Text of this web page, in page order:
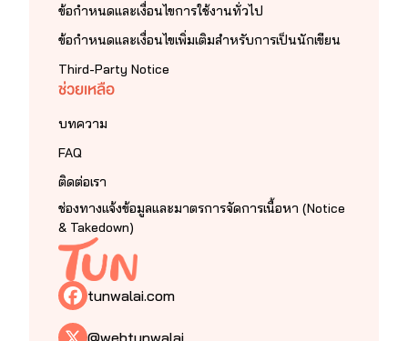
ข้อกำหนดและเงื่อนไขการใช้งานทั่วไป
ข้อกำหนดและเงื่อนไขเพิ่มเติมสำหรับการเป็นนักเขียน
Third-Party Notice
ช่วยเหลือ
บทความ
FAQ
ติดต่อเรา
ช่องทางแจ้งข้อมูลและมาตรการจัดการเนื้อหา (Notice
& Takedown)
tunwalai.com
@webtunwalai